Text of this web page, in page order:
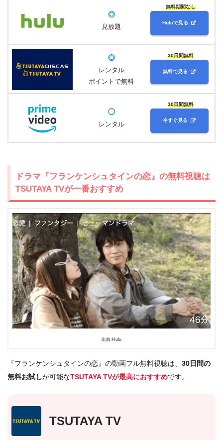
◎
見放題
無料期間なし
Huluで見る
◎
レンタル
ポイントで無料
30日間無料
無料で見る
◯
レンタル
30日間無料
今すぐ見る
ドラマ『フランケンシュタインの恋』の無料視聴は
TSUTAYA TVが一番おすすめ
出典:Hulu
『フランケンシュタインの恋』の動画フル無料視聴は、 30日間の
無料お試しが可能なTSUTAYA TVが最高におすすめです。
TSUTAYA TV